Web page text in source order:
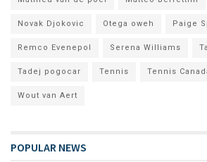
Novak Djokovic Otega oweh Paige
Remco Evenepol Serena Williams
Tadej pogocar Tennis Tennis
Wout van Aert
POPULAR NEWS